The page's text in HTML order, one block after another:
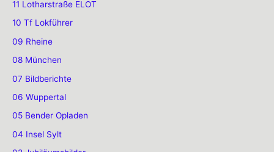
11 Lotharstraße ELOT
10 Tf Lokführer
09 Rheine
08 München
07 Bildberichte
06 Wuppertal
05 Bender Opladen
04 Insel Sylt